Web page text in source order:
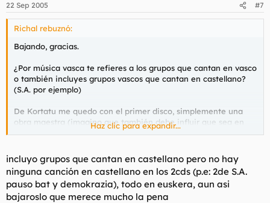
22 Sep 2005 #7
Richal rebuznó:
Bajando, gracias.
¿Por música vasca te refieres a los grupos que cantan en vasco
o también incluyes grupos vascos que cantan en castellano?
(S.A. por ejemplo)
De Kortatu me quedo con el primer disco, simplemente una
obra maestra (imagino que también debe influir que sea en
castellano y lo entienda) y con el directo Azken Guda Dantza.
Haz clic para expandir...
incluyo grupos que cantan en castellano pero no hay
ninguna canción en castellano en los 2cds (p.e: 2de S.A.
pauso bat y demokrazia), todo en euskera, aun asi
bajaroslo que merece mucho la pena